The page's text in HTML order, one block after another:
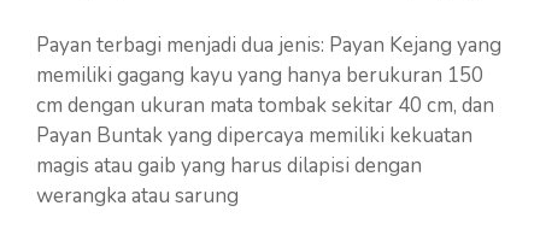
Payan terbagi menjadi dua jenis: Payan Kejang yang
memiliki gagang kayu yang hanya berukuran 150
cm dengan ukuran mata tombak sekitar 40 cm, dan
Payan Buntak yang dipercaya memiliki kekuatan
magis atau gaib yang harus dilapisi dengan
werangka atau sarung